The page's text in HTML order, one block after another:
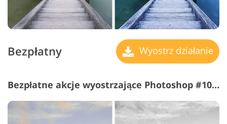
Bezpłatny Wyostrz działanie
Bezpłatne akcje wyostrzające Photoshop #10 "B&W"